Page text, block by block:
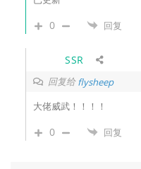
0 回复
SSR
回复给flysheep
大佬威武！！！！
0 回复